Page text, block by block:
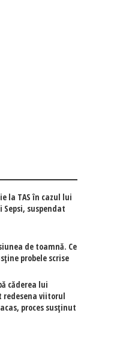
la TAS în cazul lui
suspendat
de toamnă. Ce
probele scrise
căderea lui
redesena viitorul
proces susținut